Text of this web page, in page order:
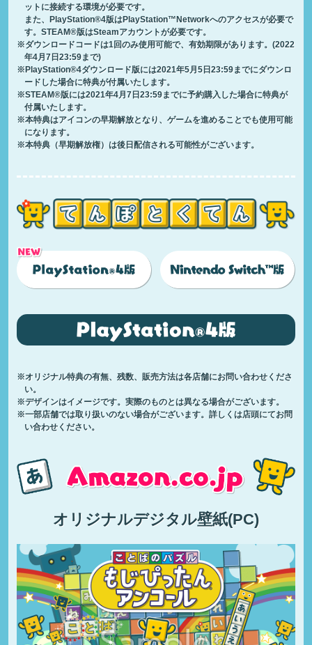
ットに接続する環境が必要です。
また、PlayStation®4版はPlayStation™Networkへのアクセスが必要で
す。STEAM®版はSteamアカウントが必要です。
※ダウンロードコードは1回のみ使用可能で、有効期限があります。(2022
年4月7日23:59まで)
※PlayStation®4ダウンロード版には2021年5月5日23:59までにダウンロ
ードした場合に特典が付属いたします。
※STEAM®版には2021年4月7日23:59までに予約購入した場合に特典が
付属いたします。
※本特典はアイコンの早期解放となり、ゲームを進めることでも使用可能
になります。
※本特典（早期解放権）は後日配信される可能性がございます。
※オリジナル特典の有無、残数、販売方法は各店舗にお問い合わせくださ
い。
※デザインはイメージです。実際のものとは異なる場合がございます。
※一部店舗では取り扱いのない場合がございます。詳しくは店頭にてお問
い合わせください。
オリジナルデジタル壁紙(PC)